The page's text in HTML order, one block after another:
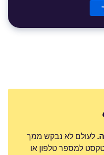
לעולם לא נבקש ממך
למספר טלפון או